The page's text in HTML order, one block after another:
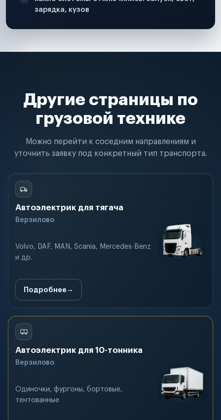
зарядка, кузов
Другие страницы по
грузовой технике
Можно перейти к соседним направлениям и
уточнить заявку под конкретный тип транспорта.
Автоэлектрик для тягача
Верзилово
Volvo, DAF, MAN, Scania, Mercedes-Benz
и др.
Подробнее
Автоэлектрик для 10-тонника
Верзилово
Одиночки, фургоны, бортовые,
тентованные